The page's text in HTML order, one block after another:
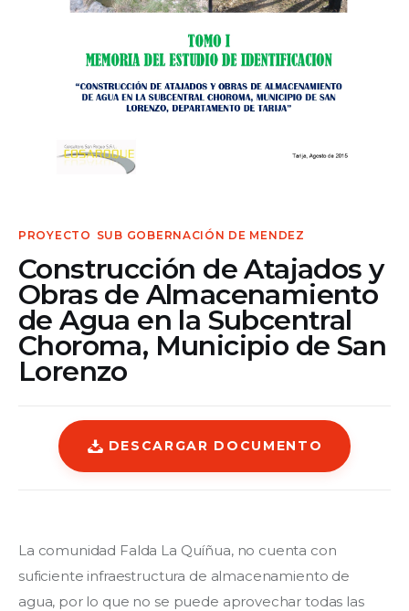
PROYECTO SUB GOBERNACIÓN DE MENDEZ
Construcción de Atajados y
Obras de Almacenamiento
de Agua en la Subcentral
Choroma, Municipio de San
Lorenzo
DESCARGAR DOCUMENTO
La comunidad Falda La Quíñua, no cuenta con
suficiente infraestructura de almacenamiento de
agua, por lo que no se puede aprovechar todas las